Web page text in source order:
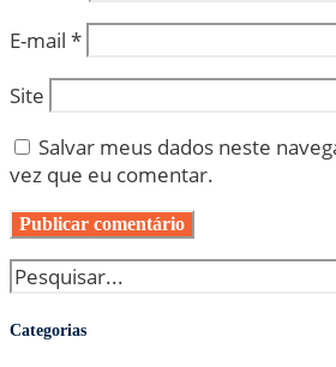
E-mail *
Site
Salvar meus dados neste
vez que eu comentar.
Categorias